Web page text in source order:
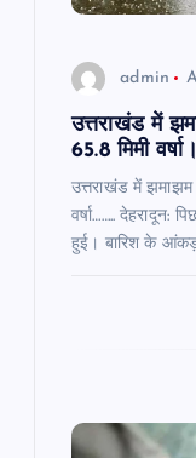
admin
उत्तराखंड में
65.8 मिमी वर्षा।
उत्तराखंड में झमाझम
वर्षा…….. देहरादून:
हुई। बारिश के